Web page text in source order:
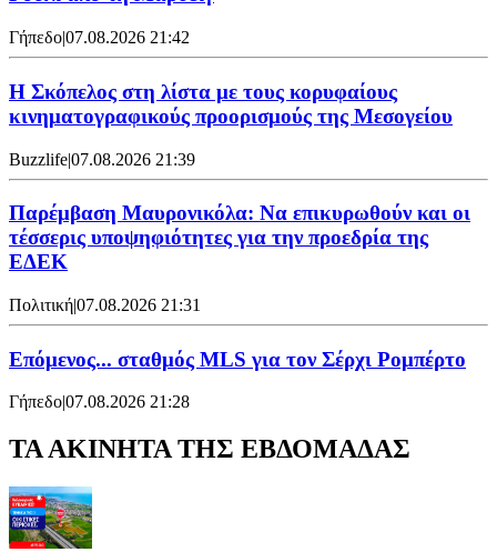
Γήπεδο|07.08.2026 21:42
Η Σκόπελος στη λίστα με τους κορυφαίους
κινηματογραφικούς προορισμούς της Μεσογείου
Buzzlife|07.08.2026 21:39
Παρέμβαση Μαυρονικόλα: Να επικυρωθούν και οι
τέσσερις υποψηφιότητες για την προεδρία της
ΕΔΕΚ
Πολιτική|07.08.2026 21:31
Επόμενος... σταθμός MLS για τον Σέρχι Ρομπέρτο
Γήπεδο|07.08.2026 21:28
ΤΑ ΑΚΙΝΗΤΑ ΤΗΣ ΕΒΔΟΜΑΔΑΣ